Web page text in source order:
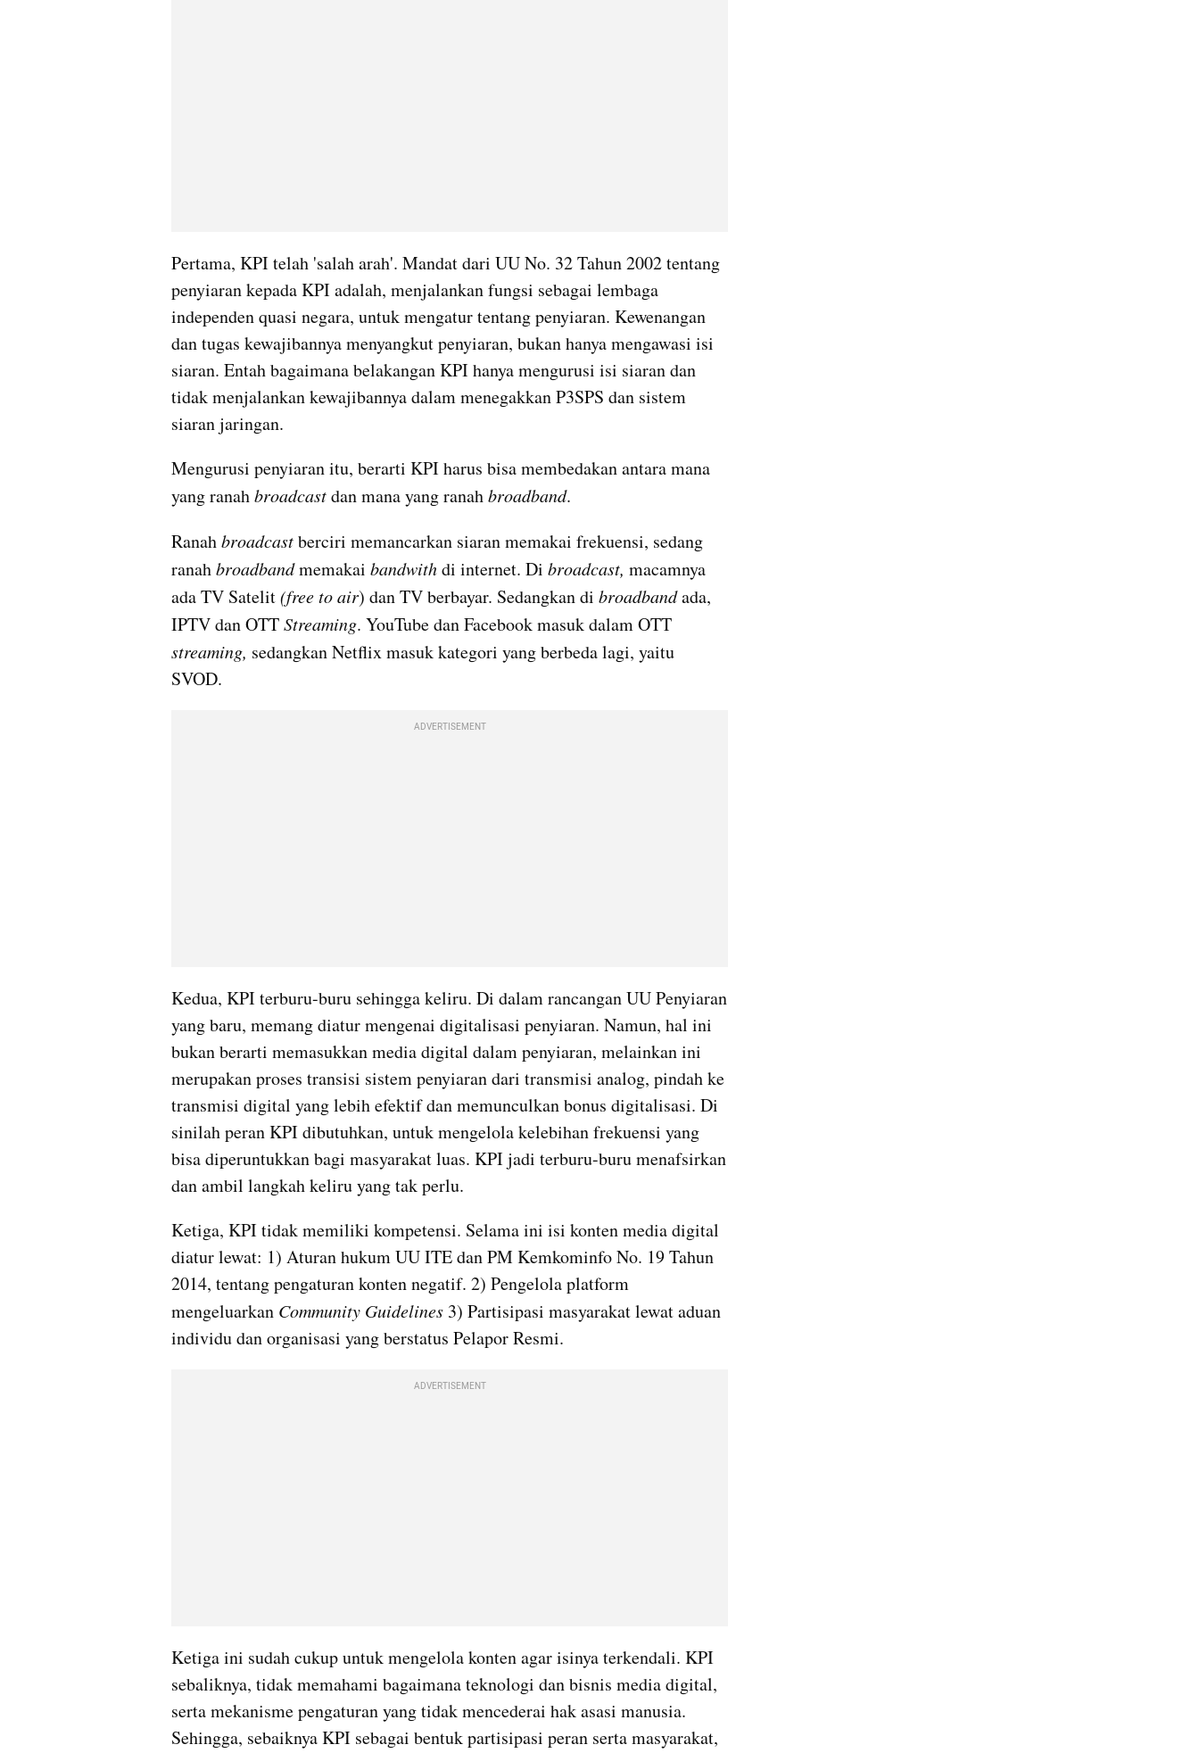
Pertama, KPI telah 'salah arah'. Mandat dari UUNo. 32 Tahun 2002 tentang
penyiaran kepada KPI adalah, menjalankan fungsi sebagai lembaga
independen quasi negara, untuk mengatur tentang penyiaran. Kewenangan
dan tugas kewajibannya menyangkut penyiaran, bukan hanya mengawasi isi
siaran. Entah bagaimana belakangan KPI hanya mengurusi isi siaran dan
tidak menjalankan kewajibannya dalam menegakkan P3SPS dan sistem
siaran jaringan.
yang ranah broadcast dan mana yang ranah broadband.
Ranah broadcast berciri memancarkan siaran memakai frekuensi, sedang
ranah broadband memakai bandwith di internet. Di broadcast, macamnya
ada TV Satelit (free to air) dan TV berbayar. Sedangkan di broadband
IPTV dan OTTStreaming
streaming, sedangkan Netflix masuk kategori yang berbeda lagi
SVOD.
ADVERTISEMENT
Kedua, KPI terburu-buru sehingga keliru. Di dalam rancangan UU Penyiaran
yang baru, memang diatur mengenai digitalisasi penyiaran. Namun, hal ini
bukan berarti memasukkan media digital dalam penyiaran, melainkan ini
merupakan proses transisi sistem penyiaran dari transmisi analog, pindah ke
transmisi digital yang lebih efektif dan memunculkan bonus digitalisasi. Di
sinilah peran KPI dibutuhkan, untuk mengelola kelebihan frekuensi yang
bisa diperuntukkan bagi masyarakat luas. KPI jadi terburu-buru menafsirkan
dan ambil langkah keliru yang tak perlu.
Ketiga, KPI tidak memiliki kompetensi. Selama ini isi konten media digital
diatur lewat: 1) Aturan hukum UU ITE dan PM Kemkominfo No. 19 Tahun
2014, tentang pengaturan konten negatif. 2) Pengelola platform
mengeluarkan Community Guidelines 3) Partisipasi masyarakat lewat aduan
individu dan organisasi yang berstatus Pelapor Resmi.
ADVERTISEMENT
sebaliknya, tidak memahami bagaimana teknologi dan bisnis media digital,
serta mekanisme pengaturan yang tidak mencederai hak asasi manusia.
Sehingga, sebaiknya KPI sebagai bentuk partisipasi peran serta masyarakat,